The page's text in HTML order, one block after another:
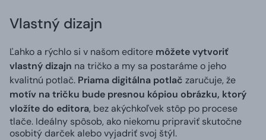
Vlastný dizajn
Ľahko a rýchlo si v našom editore môžete vytvoriť
vlastný dizajn na tričko a my sa postaráme o jeho
kvalitnú potlač. Priama digitálna potlač zaručuje, že
motív na tričku bude presnou kópiou obrázku, ktorý
vložíte do editora, bez akýchkoľvek stôp po procese
tlače. Ideálny spôsob, ako niekomu pripraviť skutočne
osobitý darček alebo vyjadriť svoj štýl.